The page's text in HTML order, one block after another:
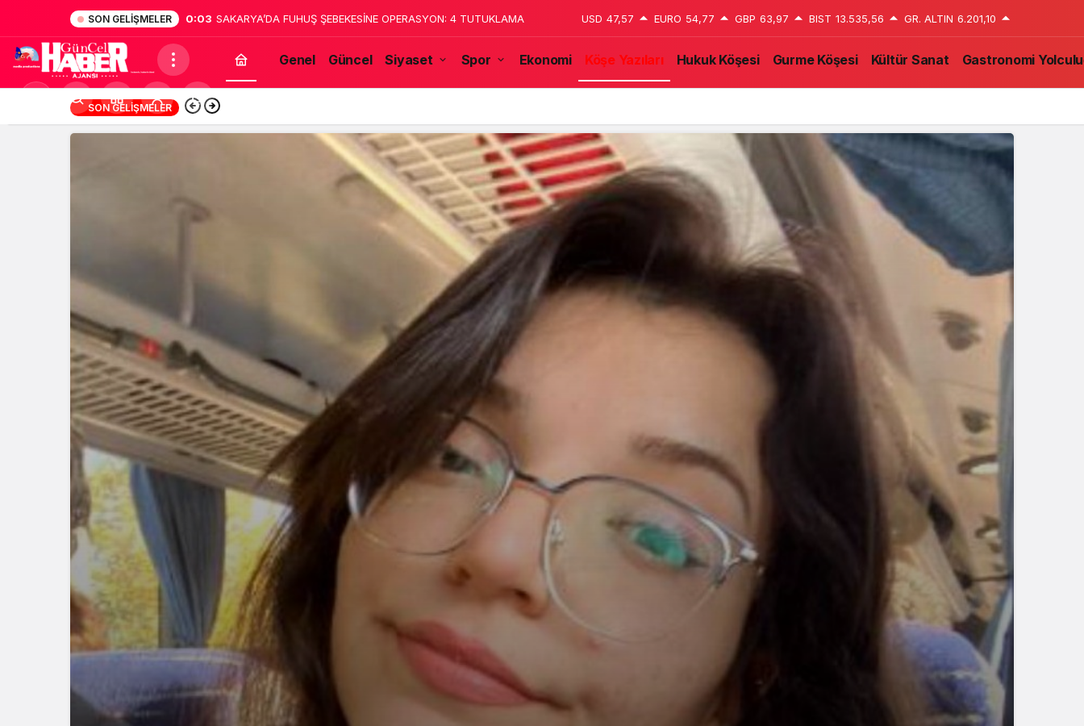
SON GELIŞMELER 0:02 Sakarya’da dehşet: Annesinin katledildiğini 13 yaşındaki çocuk
bildirdi
USD 47,57 EURO 54,77 GBP 63,97 BIST 13.535,56 GR. ALTIN 6.201,10
Genel Güncel Siyaset Spor Ekonomi Köşe Yazıları Hukuk Köşesi Gurme Köşesi Kültür Sanat Gastronomi
değiştir
SON GELIŞMELER